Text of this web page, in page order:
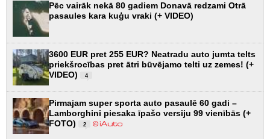
Pēc vairāk nekā 80 gadiem Donavā redzami Otrā
pasaules kara kuģu vraki (+ VIDEO)
3600 EUR pret 255 EUR? Neatradu auto jumta telts
priekšrocības pret ātri būvējamo telti uz zemes! (+
VIDEO)
4
Pirmajam super sporta auto pasaulē 60 gadi –
Lamborghini piesaka īpašo versiju 99 vienībās (+
FOTO)
2